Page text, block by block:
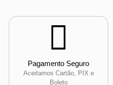
Pagamento Seguro
Aceitamos Cartão, PIX e
Boleto